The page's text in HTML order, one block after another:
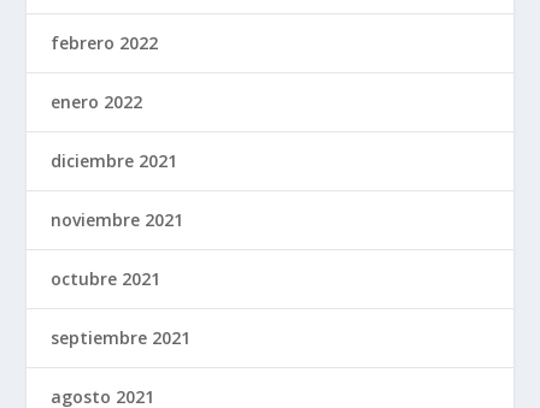
febrero 2022
enero 2022
diciembre 2021
noviembre 2021
octubre 2021
septiembre 2021
agosto 2021